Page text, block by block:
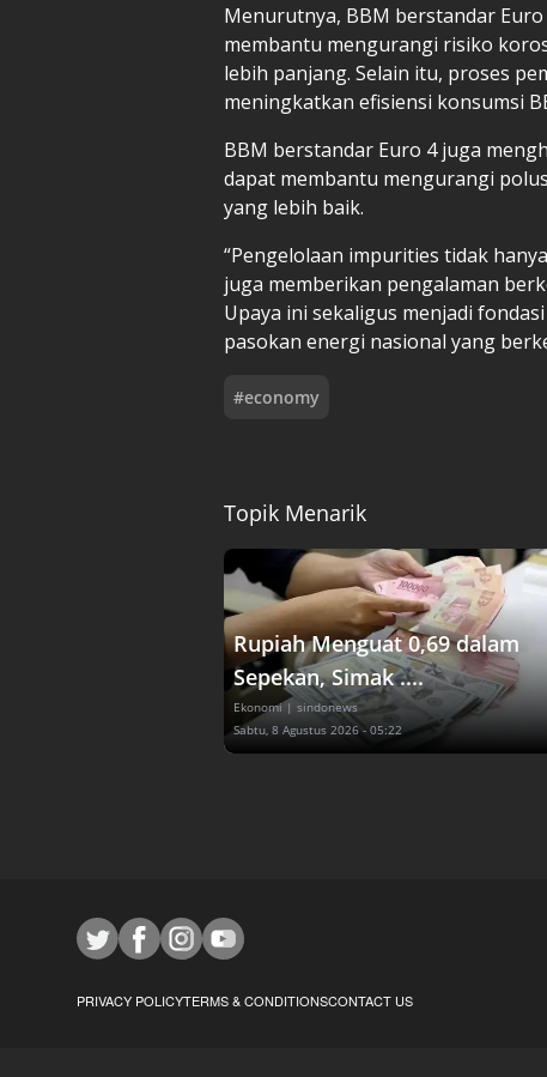
Menurutnya, BBM berstandar
membantu mengurangi risiko
lebih panjang. Selain itu, proses
meningkatkan efisiensi konsumsi
BBM berstandar Euro 4 juga
dapat membantu mengurangi
yang lebih baik.
“Pengelolaan impurities tidak
juga memberikan pengalaman
Upaya ini sekaligus menjadi
pasokan energi nasional yang
#economy
Topik Menarik
Rupiah Menguat 0,69 dalam
Sepekan, Simak ....
Ekonomi | sindonews
Sabtu, 8 Agustus 2026 - 05:22
PRIVACY POLICYTERMS & CONDITIONSCONTACT US